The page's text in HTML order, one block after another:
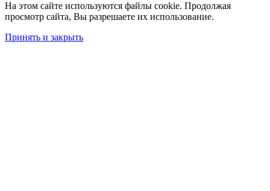
На этом сайте используются файлы cookie. Продолжая
просмотр сайта, Вы разрешаете их использование.
Принять и закрыть